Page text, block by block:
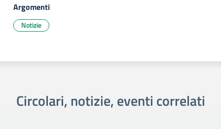
Argomenti
Notizie
Circolari, notizie, eventi correlati